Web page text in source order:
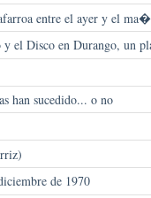
entre el ayer y el
el Disco en Durango, un
han sucedido... o no
de 1970